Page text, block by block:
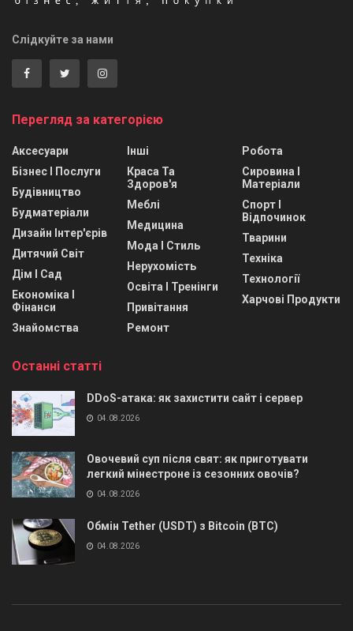
Слідкуйте за нами
Перегляд за категорією
Аксесуари
Бізнес І Послуги
Будівництво
Будматеріали
Дизайн Інтер'єрів
Дитячий Світ
Дім І Сад
Економіка І
Фінанси
Знайомства
Інші
Краса Та
Здоров'я
Меблі
Медицина
Мода І Стиль
Нерухомість
Освіта І Тренінги
Привітання
Ремонт
Робота
Сировина І
Матеріали
Спорт І
Відпочинок
Тварини
Техніка
Технології
Харчові Продукти
Останні статті
DDoS-атака: як захистити сайт і сервер
04.08.2026
Овочевий суп після свят: як приготувати
легкий мінестроне із сезонних овочів?
04.08.2026
Обмін Tether (USDT) з Bitcoin (BTC)
04.08.2026